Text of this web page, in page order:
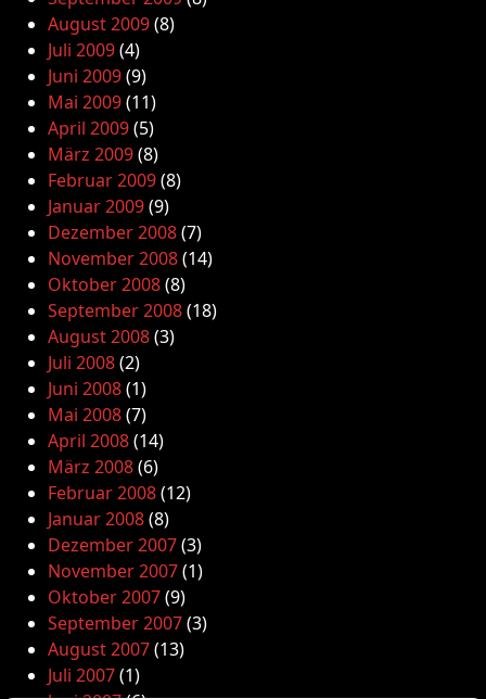
August 2009(8)
Juli 2009(4)
Juni 2009(9)
Mai 2009(11)
April 2009(5)
März 2009(8)
Februar 2009(8)
Januar 2009(9)
Dezember 2008(7)
November 2008(14)
Oktober 2008(8)
September 2008(18)
August 2008(3)
Juli 2008(2)
Juni 2008(1)
Mai 2008(7)
April 2008(14)
März 2008(6)
Februar 2008(12)
Januar 2008(8)
Dezember 2007(3)
November 2007(1)
Oktober 2007(9)
September 2007(3)
August 2007(13)
Juli 2007(1)